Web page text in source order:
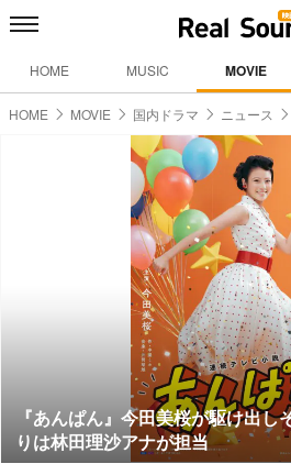
HOME MUSIC MOVIE
HOME MOVIE 国内ドラマ ニュース
『あんぱん』今田美桜が駆け出
りは林田理沙アナが担当